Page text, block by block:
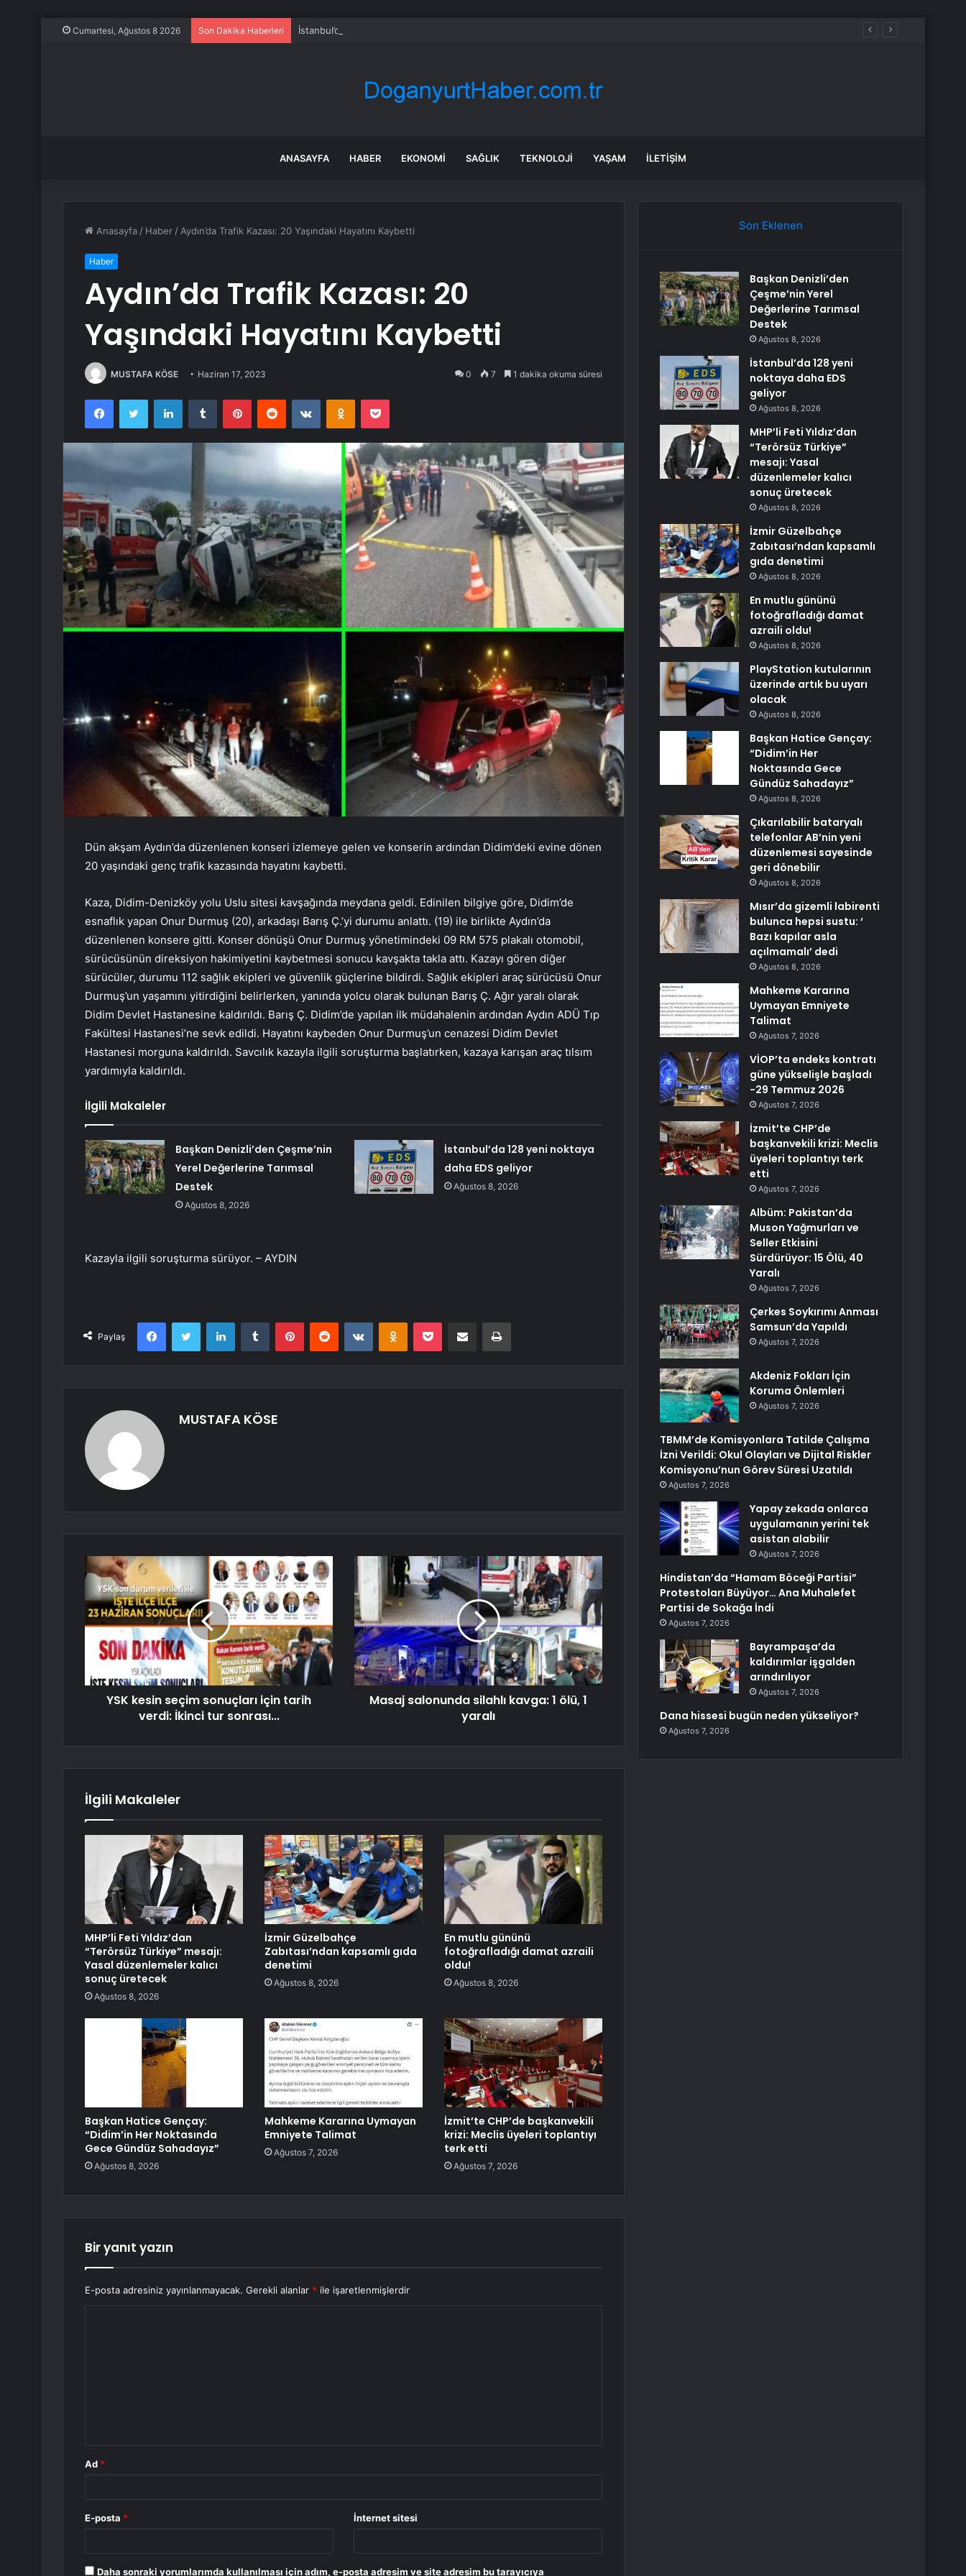
Cumartesi, Ağustos 8 2026 Son Dakika Haberleri İstanbul’da 128 yeni noktaya daha EDS geliyor
ANASAYFA HABER EKONOMI SAĞLIK TEKNOLOJI YAŞAM İLETIŞIM
Anasayfa / Haber / Aydın’da Trafik Kazası: 20 Yaşındaki Hayatını Kaybetti
Haber
Aydın’da Trafik Kazası: 20
Yaşındaki Hayatını Kaybetti
MUSTAFA KÖSE Haziran 17, 2023 0 7 1 dakika okuma süresi
FacebookTwitter LinkedInTumblr PinterestReddit VKontakteOdnoklassniki
Pocket
Dün akşam Aydın’da düzenlenen konseri izlemeye gelen ve konserin ardından Didim’deki evine dönen
20 yaşındaki genç trafik kazasında hayatını kaybetti.
Kaza, Didim-Denizköy yolu Uslu sitesi kavşağında meydana geldi. Edinilen bilgiye göre, Didim’de
esnaflık yapan Onur Durmuş (20), arkadaşı Barış Ç.’yi durumu anlattı. (19) ile birlikte Aydın’da
düzenlenen konsere gitti. Konser dönüşü Onur Durmuş yönetimindeki 09 RM 575 plakalı otomobil,
sürücüsünün direksiyon hakimiyetini kaybetmesi sonucu kavşakta takla attı. Kazayı gören diğer
sürücüler, durumu 112 sağlık ekipleri ve güvenlik güçlerine bildirdi. Sağlık ekipleri araç sürücüsü Onur
Durmuş’un yaşamını yitirdiğini belirlerken, yanında yolcu olarak bulunan Barış Ç. Ağır yaralı olarak
Didim Devlet Hastanesine kaldırıldı. Barış Ç. Didim’de yapılan ilk müdahalenin ardından Aydın ADÜ Tıp
Fakültesi Hastanesi’ne sevk edildi. Hayatını kaybeden Onur Durmuş’un cenazesi Didim Devlet
Hastanesi morguna kaldırıldı. Savcılık kazayla ilgili soruşturma başlatırken, kazaya karışan araç tılsım
yardımıyla kaldırıldı.
İlgili Makaleler
Başkan Denizli’den Çeşme’nin
Yerel Değerlerine Tarımsal
Destek
Ağustos 8, 2026
İstanbul’da 128 yeni noktaya
daha EDS geliyor
Ağustos 8, 2026
Kazayla ilgili soruşturma sürüyor. – AYDIN
Paylaş
FacebookTwitter LinkedInTumblr PinterestReddit VKontakteOdnoklassniki
Pocket E-Posta ile paylaş Yazdır
MUSTAFA KÖSE
YSK kesin seçim sonuçları için tarih
verdi: İkinci tur sonrası...
Masaj salonunda silahlı kavga: 1 ölü, 1
yaralı
İlgili Makaleler
MHP’li Feti Yıldız’dan
“Terörsüz Türkiye” mesajı:
Yasal düzenlemeler kalıcı
sonuç üretecek
Ağustos 8, 2026
İzmir Güzelbahçe
Zabıtası’ndan kapsamlı gıda
denetimi
Ağustos 8, 2026
En mutlu gününü
fotoğrafladığı damat azraili
oldu!
Ağustos 8, 2026
Başkan Hatice Gençay:
“Didim’in Her Noktasında
Gece Gündüz Sahadayız”
Ağustos 8, 2026
Mahkeme Kararına Uymayan
Emniyete Talimat
Ağustos 7, 2026
İzmit’te CHP’de başkanvekili
krizi: Meclis üyeleri toplantıyı
terk etti
Ağustos 7, 2026
Bir yanıt yazın
E-posta adresiniz yayınlanmayacak. Gerekli alanlar * ile işaretlenmişlerdir
Ad *
E-posta * İnternet sitesi
Daha sonraki yorumlarımda kullanılması için adım, e-posta adresim ve site adresim bu tarayıcıya
Son Eklenen
Başkan Denizli’den
Çeşme’nin Yerel
Değerlerine Tarımsal
Destek
Ağustos 8, 2026
İstanbul’da 128 yeni
noktaya daha EDS
geliyor
Ağustos 8, 2026
MHP’li Feti Yıldız’dan
“Terörsüz Türkiye”
mesajı: Yasal
düzenlemeler kalıcı
sonuç üretecek
Ağustos 8, 2026
İzmir Güzelbahçe
Zabıtası’ndan kapsamlı
gıda denetimi
Ağustos 8, 2026
En mutlu gününü
fotoğrafladığı damat
azraili oldu!
Ağustos 8, 2026
PlayStation kutularının
üzerinde artık bu uyarı
olacak
Ağustos 8, 2026
Başkan Hatice Gençay:
“Didim’in Her
Noktasında Gece
Gündüz Sahadayız”
Ağustos 8, 2026
Çıkarılabilir bataryalı
telefonlar AB’nin yeni
düzenlemesi sayesinde
geri dönebilir
Ağustos 8, 2026
Mısır’da gizemli labirenti
bulunca hepsi sustu: ‘
Bazı kapılar asla
açılmamalı’ dedi
Ağustos 8, 2026
Mahkeme Kararına
Uymayan Emniyete
Talimat
Ağustos 7, 2026
VİOP’ta endeks kontratı
güne yükselişle başladı
-29 Temmuz 2026
Ağustos 7, 2026
İzmit’te CHP’de
başkanvekili krizi: Meclis
üyeleri toplantıyı terk
etti
Ağustos 7, 2026
Albüm: Pakistan’da
Muson Yağmurları ve
Seller Etkisini
Sürdürüyor: 15 Ölü, 40
Yaralı
Ağustos 7, 2026
Çerkes Soykırımı Anması
Samsun’da Yapıldı
Ağustos 7, 2026
Akdeniz Fokları İçin
Koruma Önlemleri
Ağustos 7, 2026
TBMM’de Komisyonlara Tatilde Çalışma
İzni Verildi: Okul Olayları ve Dijital Riskler
Komisyonu’nun Görev Süresi Uzatıldı
Ağustos 7, 2026
Yapay zekada onlarca
uygulamanın yerini tek
asistan alabilir
Ağustos 7, 2026
Hindistan’da “Hamam Böceği Partisi”
Protestoları Büyüyor… Ana Muhalefet
Partisi de Sokağa İndi
Ağustos 7, 2026
Bayrampaşa’da
kaldırımlar işgalden
arındırılıyor
Ağustos 7, 2026
Dana hissesi bugün neden yükseliyor?
Ağustos 7, 2026